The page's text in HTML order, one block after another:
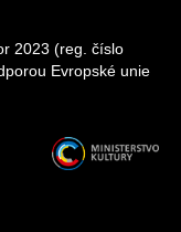
2023 (reg. číslo
Evropské unie